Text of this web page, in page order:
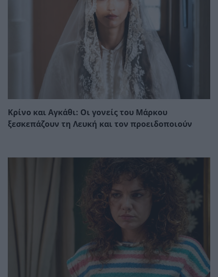
Κρίνο και Αγκάθι: Οι γονείς του Μάρκου
ξεσκεπάζουν τη Λευκή και τον προειδοποιούν